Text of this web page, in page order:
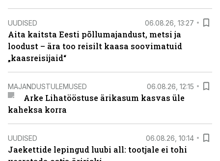
UUDISED 06.08.26, 13:27
Aita kaitsta Eesti põllumajandust, metsi ja
loodust – ära too reisilt kaasa soovimatuid
„kaasreisijaid“
MAJANDUSTULEMUSED 06.08.26, 12:15
Arke Lihatööstuse ärikasum kasvas üle
kaheksa korra
UUDISED 06.08.26, 10:14
Jaekettide lepingud luubi all: tootjale ei tohi